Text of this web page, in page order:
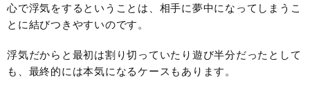
心で浮気をするということは、相手に夢中になってしまうこ
とに結びつきやすいのです。
浮気だからと最初は割り切っていたり遊び半分だったとして
も、最終的には本気になるケースもあります。